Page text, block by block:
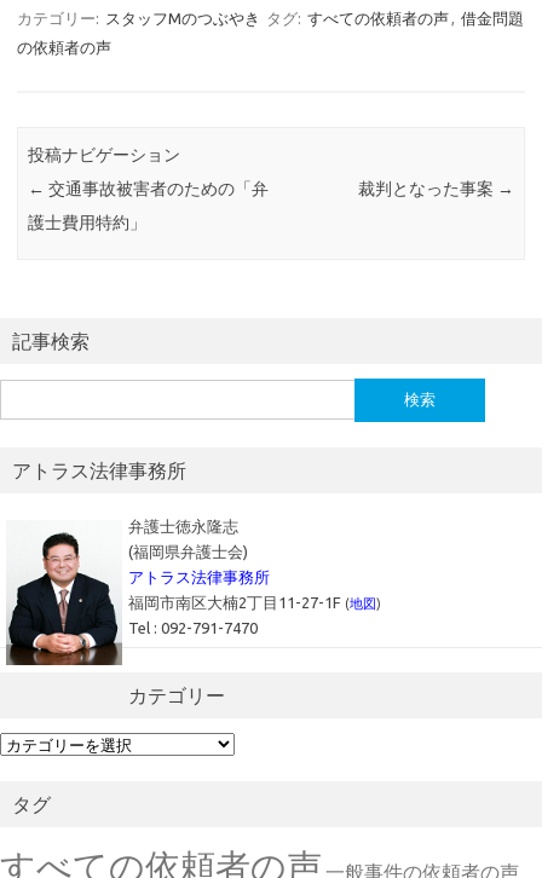
カテゴリー: スタッフMのつぶやき タグ: すべての依頼者の声, 借金問題
の依頼者の声
投稿ナビゲーション
← 交通事故被害者のための「弁
護士費用特約」
裁判となった事案 →
記事検索
索:
アトラス法律事務所
弁護士徳永隆志
(福岡県弁護士会)
アトラス法律事務所
福岡市南区大楠2丁目11-27-1F (地図)
Tel : 092-791-7470
カテゴリー
カ
リタグ
すべての依頼者の声 一般事件の依頼者の声